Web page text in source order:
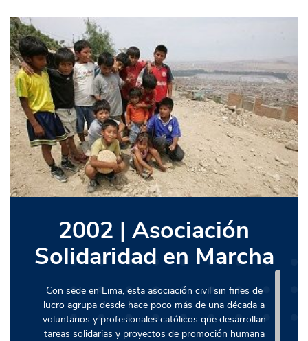
2002 | Asociación
Solidaridad en Marcha
Con sede en Lima, esta asociación civil sin fines de
lucro agrupa desde hace poco más de una década a
voluntarios y profesionales católicos que desarrollan
tareas solidarias y proyectos de promoción humana